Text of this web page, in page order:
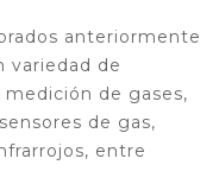
anteriormente
variedad de
de gases,
de gas,
entre